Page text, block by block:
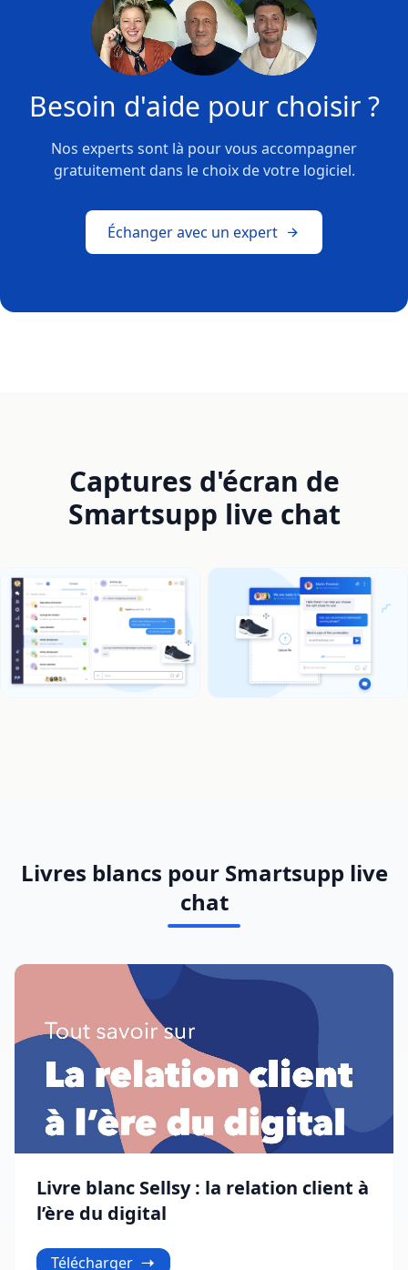
Besoin d'aide pour choisir ?
Nos experts sont là pour vous accompagner
gratuitement dans le choix de votre logiciel.
Échanger avec un expert
Captures d'écran de
Smartsupp live chat
Livres blancs pour Smartsupp live
chat
Livre blanc Sellsy : la relation client à
l’ère du digital
Télécharger